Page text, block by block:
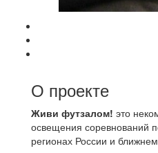
О проекте
Живи футзалом! это
освещения соревнований
регионах России и